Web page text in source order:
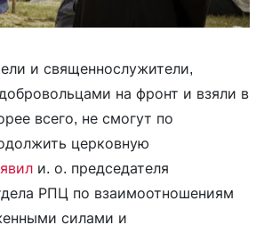
и священнослужители,
на фронт и взяли в
всего, не смогут по
церковную
и. о. председателя
РПЦ по взаимоотношениям
силами и